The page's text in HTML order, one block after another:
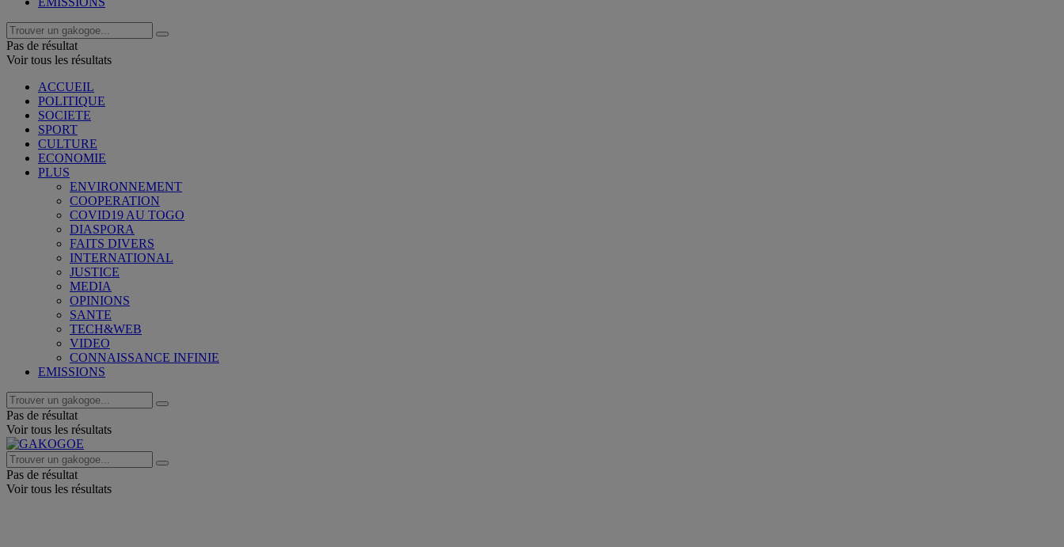
Pas de résultat
Voir tous les résultats
ACCUEIL
POLITIQUE
SOCIETE
SPORT
CULTURE
ECONOMIE
PLUS
ENVIRONNEMENT
COOPERATION
COVID19 AU TOGO
DIASPORA
FAITS DIVERS
INTERNATIONAL
JUSTICE
MEDIA
OPINIONS
SANTE
TECH&WEB
VIDEO
CONNAISSANCE INFINIE
EMISSIONS
Pas de résultat
Voir tous les résultats
Pas de résultat
Voir tous les résultats